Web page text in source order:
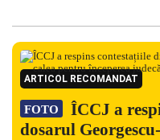
ARTICOL RECOMANDAT
FOTO
ÎCCJ a
dosarul